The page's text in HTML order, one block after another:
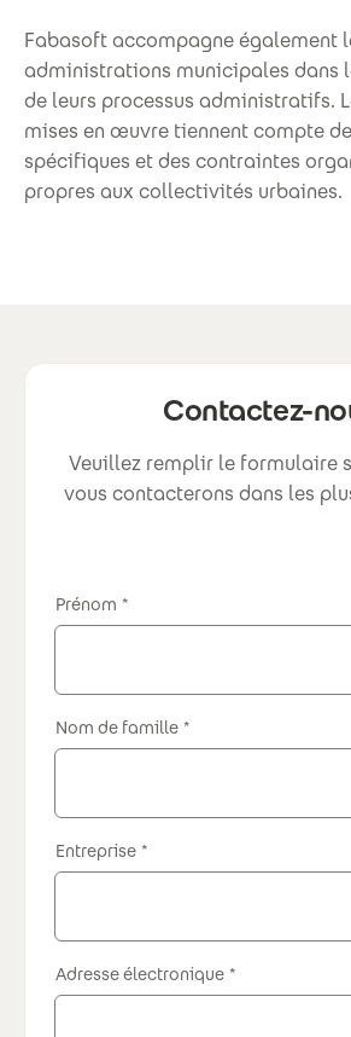
Fabasoft accompagne également
administrations municipales dans
de leurs processus administratifs.
mises en œuvre tiennent compte
spécifiques et des contraintes
propres aux collectivités urbaines.
Contactez-
Veuillez remplir le formulaire
vous contacterons dans les
Prénom
Nom de famille
Entreprise
Adresse électronique